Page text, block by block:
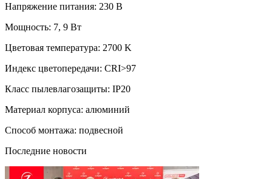
Напряжение питания: 230 В
Мощность: 7, 9 Вт
Цветовая температура: 2700 K
Индекс цветопередачи: CRI>97
Класс пылевлагозащиты: IP20
Материал корпуса: алюминий
Способ монтажа: подвесной
Последние новости